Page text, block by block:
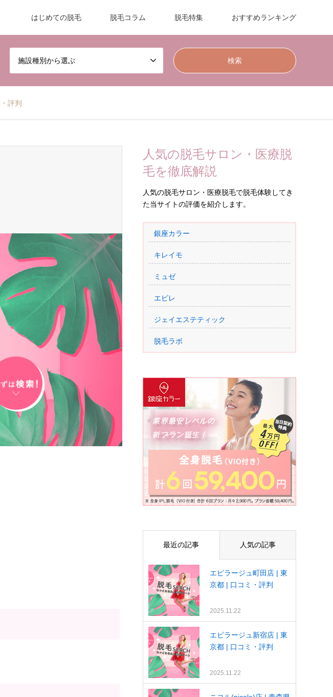
はじめての脱毛 脱毛コラム 脱毛特集 おすすめランキング
施設種別から選ぶ
評判
人気の脱毛サロン・医療脱
毛を徹底解説
人気の脱毛サロン・医療脱毛で脱毛体験してき
た当サイトの評価を紹介します。
銀座カラー
キレイモ
ミュゼ
エピレ
ジェイエステティック
脱毛ラボ
最近の記事 人気の記事
エピラージュ町田店 | 東
京都 | 口コミ・評判
2025.11.22
エピラージュ新宿店 | 東
京都 | 口コミ・評判
2025.11.22